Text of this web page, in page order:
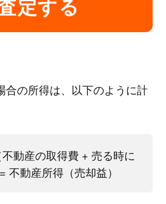
定する
合の所得は、以下のように計
動産の取得費 + 売る時に
不動産所得（売却益）